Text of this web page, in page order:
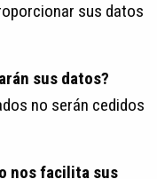
sus datos
sus datos?
no serán cedidos
nos facilita sus